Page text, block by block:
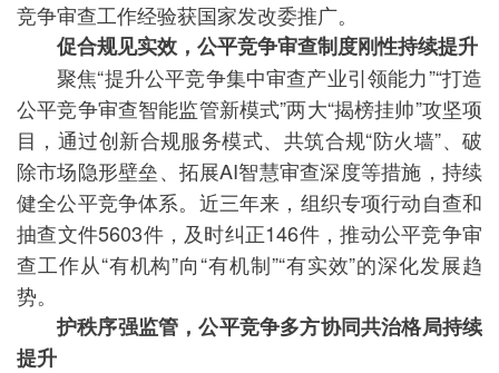
竞争审查工作经验获国家发改委推广。
促合规见实效，公平竞争审查制度刚性持续提升
聚焦“提升公平竞争集中审查产业引领能力”“打造
公平竞争审查智能监管新模式”两大“揭榜挂帅”攻坚项
目，通过创新合规服务模式、共筑合规“防火墙”、破
除市场隐形壁垒、拓展AI智慧审查深度等措施，持续
健全公平竞争体系。近三年来，组织专项行动自查和
抽查文件5603件，及时纠正146件，推动公平竞争审
查工作从“有机构”向“有机制”“有实效”的深化发展趋
势。
护秩序强监管，公平竞争多方协同共治格局持续
提升